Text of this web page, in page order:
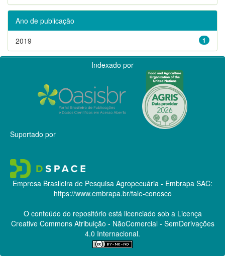
Ano de publicação
1
2019
Indexado por
Suportado por
Empresa Brasileira de Pesquisa Agropecuária - Embrapa SAC:
https://www.embrapa.br/fale-conosco
O conteúdo do repositório está licenciado sob a Licença
Creative CommonsAtribuição - NãoComercial - SemDerivações
4.0 Internacional.